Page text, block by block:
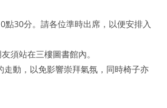
點30分。請各位準時出席，以便安排入
須站在三樓圖書館內。
走動，以免影響崇拜氣氛，同時椅子亦